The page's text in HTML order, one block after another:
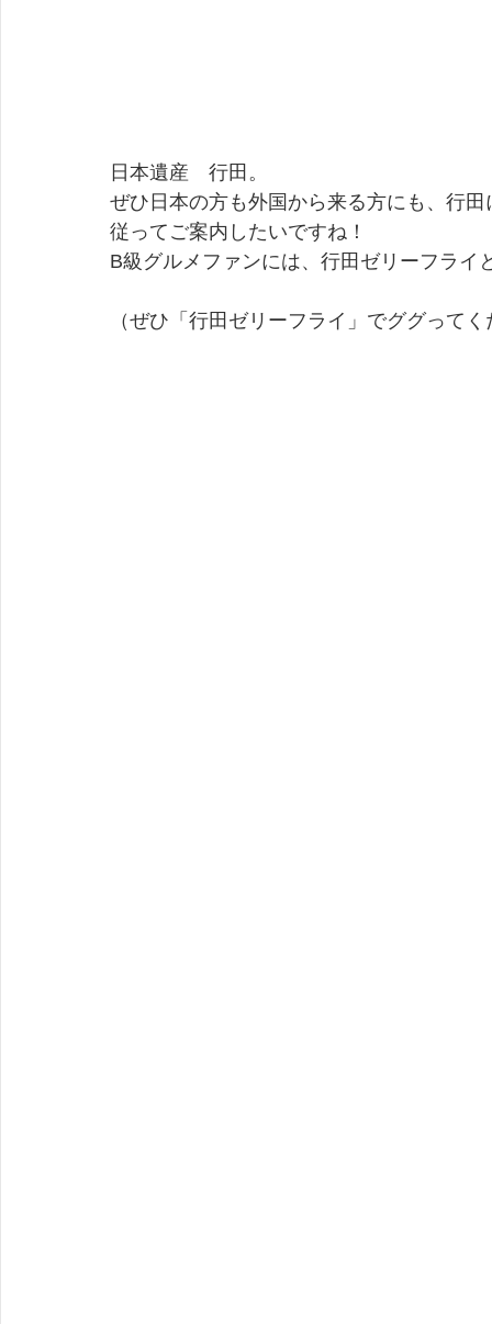
日本遺産　行田。
ぜひ日本の方も外国から来る方にも、行
従ってご案内したいですね！
B級グルメファンには、行田ゼリーフライ
（ぜひ「行田ゼリーフライ」でググって